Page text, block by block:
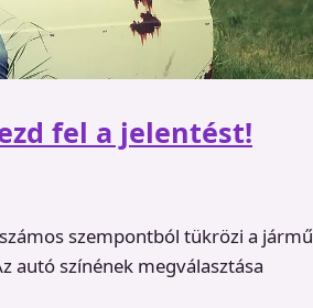
fel a jelentést!
szempontból tükrözi a jármű
autó színének megválasztása